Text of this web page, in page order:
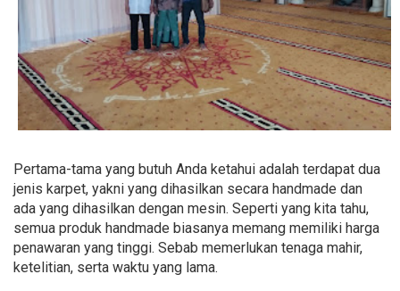
Pertama-tama yang butuh Anda ketahui adalah terdapat dua
jenis karpet, yakni yang dihasilkan secara handmade dan
ada yang dihasilkan dengan mesin. Seperti yang kita tahu,
semua produk handmade biasanya memang memiliki harga
penawaran yang tinggi. Sebab memerlukan tenaga mahir,
ketelitian, serta waktu yang lama.